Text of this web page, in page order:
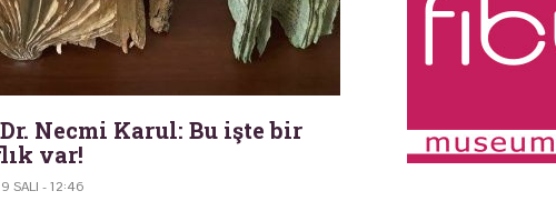
Necmi Karul: Bu işte bir
var!
SALI - 12:46